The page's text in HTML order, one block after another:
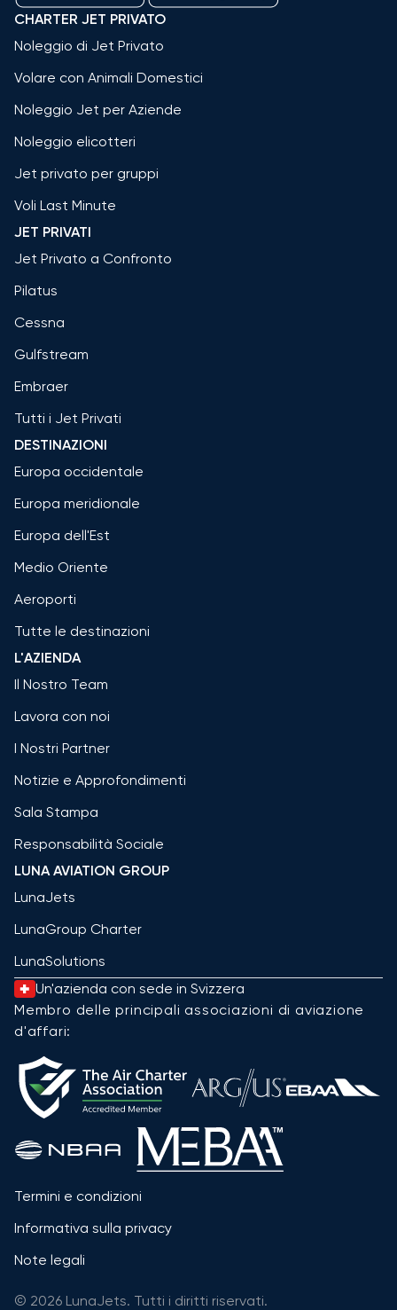
CHARTER JET PRIVATO
Noleggio di Jet Privato
Volare con Animali Domestici
Noleggio Jet per Aziende
Noleggio elicotteri
Jet privato per gruppi
Voli Last Minute
JET PRIVATI
Jet Privato a Confronto
Pilatus
Cessna
Gulfstream
Embraer
Tutti i Jet Privati
DESTINAZIONI
Europa occidentale
Europa meridionale
Europa dell'Est
Medio Oriente
Aeroporti
Tutte le destinazioni
L'AZIENDA
Il Nostro Team
Lavora con noi
I Nostri Partner
Notizie e Approfondimenti
Sala Stampa
Responsabilità Sociale
LUNA AVIATION GROUP
LunaJets
LunaGroup Charter
LunaSolutions
Un'azienda con sede in Svizzera
Membro delle principali associazioni di aviazione
d'affari:
Termini e condizioni
Informativa sulla privacy
Note legali
© 2026 LunaJets. Tutti i diritti riservati.